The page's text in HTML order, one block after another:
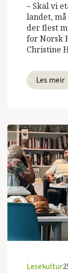
– Skal vi
landet,
der flest
for Norsk
Christine
Les meir
Lesekultur